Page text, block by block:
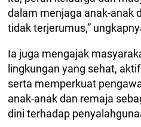
dalam menjaga anak-anak
tidak terjerumus,”
Ia juga mengajak
lingkungan yang sehat,
serta memperkuat
anak-anak dan remaja
dini terhadap